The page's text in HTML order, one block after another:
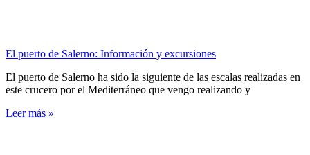
El puerto de Salerno: Información y excursiones
El puerto de Salerno ha sido la siguiente de las escalas realizadas en
este crucero por el Mediterráneo que vengo realizando y
Leer más »